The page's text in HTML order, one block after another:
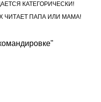
КАТЕГОРИЧЕСКИ!
ЧИТАЕТ ПАПА ИЛИ МАМА!